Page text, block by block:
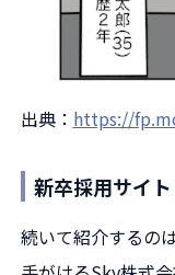
出典： https://
新卒採用サイト
続いて紹介するの